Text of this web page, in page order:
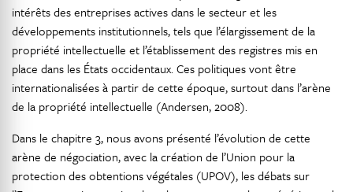
intérêts des entreprises actives dans le secteur et les
développements institutionnels, tels que l’élargissement de la
propriété intellectuelle et l’établissement des registres mis en
place dans les États occidentaux. Ces politiques vont être
internationalisées à partir de cette époque, surtout dans l’arène
de la propriété intellectuelle (Andersen, 2008).
Dans le chapitre 3, nous avons présenté l’évolution de cette
arène de négociation, avec la création de l’Union pour la
protection des obtentions végétales (UPOV), les débats sur